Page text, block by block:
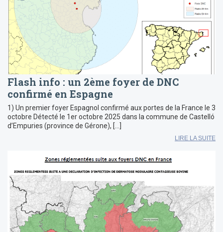
Flash info : un 2ème foyer de DNC
confirmé en Espagne
1) Un premier foyer Espagnol confirmé aux portes de la France le 3
octobre Détecté le 1er octobre 2025 dans la commune de Castelló
d’Empuries (province de Gérone), […]
LIRE LA SUITE